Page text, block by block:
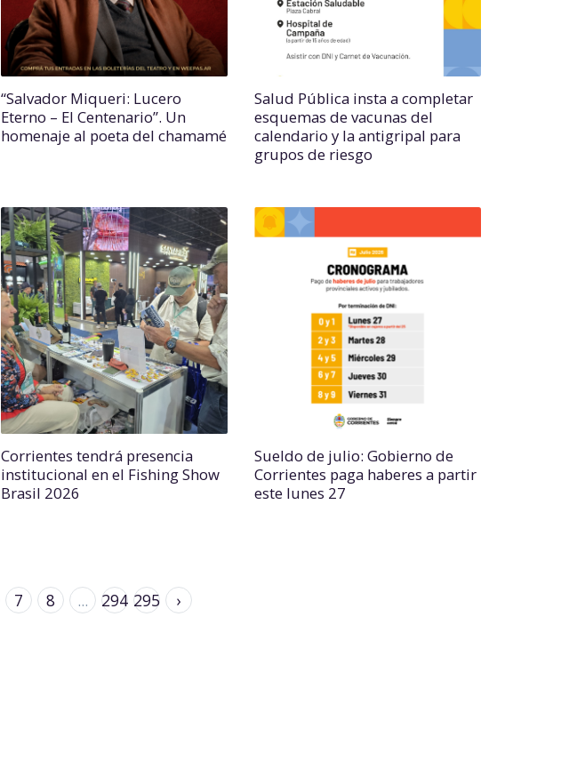
“Salvador Miqueri: Lucero
Eterno – El Centenario”. Un
homenaje al poeta del chamamé
Salud Pública insta a completar
esquemas de vacunas del
calendario y la antigripal para
grupos de riesgo
Corrientes tendrá presencia
institucional en el Fishing Show
Brasil 2026
Sueldo de julio: Gobierno de
Corrientes paga haberes a partir
este lunes 27
7 8 ... 294 295 ›